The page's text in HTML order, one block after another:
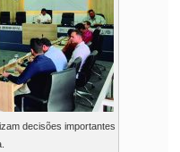
decisões importantes